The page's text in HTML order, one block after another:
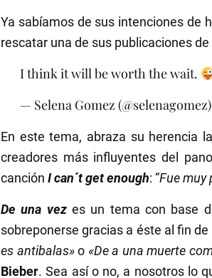
Ya sabíamos de sus intenciones de
rescatar una de sus publicaciones
I think it will be worth the wait.
— Selena Gomez (@selenagomez)
En este tema, abraza su herencia
creadores más influyentes del
canción I can´t get enough: “Fue muy
De una vezes un tema con base
sobreponerse gracias a éste al fin
es antibalas»o «De a una muerte
Bieber. Sea así o no, a nosotros lo